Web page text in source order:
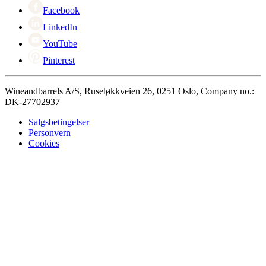
Facebook
LinkedIn
YouTube
Pinterest
Wineandbarrels A/S, Ruseløkkveien 26, 0251 Oslo, Company no.:
DK-27702937
Salgsbetingelser
Personvern
Cookies